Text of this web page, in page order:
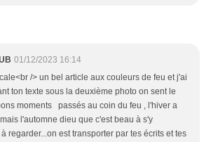
01/12/2023 16:14
/> un bel article aux couleurs de feu et j'ai
ton texte sous la deuxième photo on sent le
moments passés au coin du feu , l'hiver a
l'automne dieu que c'est beau à s'y
regarder...on est transporter par tes écrits et tes